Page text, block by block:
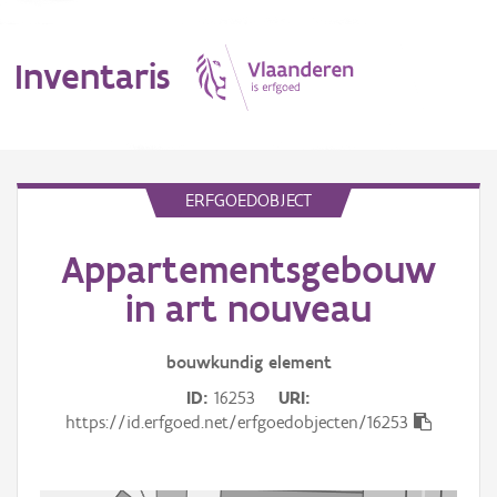
Inventaris
Erfgoedobject
Aanduidingsobject
ERFGOEDOBJECT
Appartementsgebouw
in art nouveau
bouwkundig element
ID 16253
URI
https://id.erfgoed.net/erfgoedobjecten/16253